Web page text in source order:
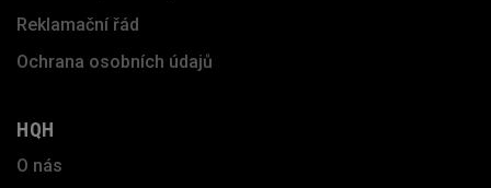
Reklamační řád
Ochrana osobních údajů
HQH
O nás